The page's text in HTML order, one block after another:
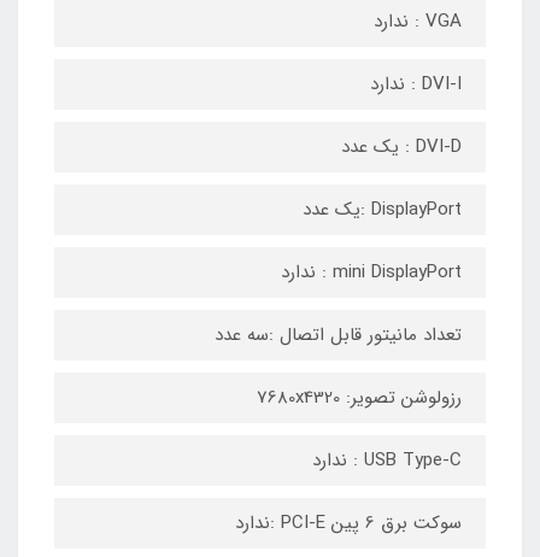
VGA : ندارد
DVI-I : ندارد
DVI-D : یک عدد
DisplayPort :یک عدد
mini DisplayPort : ندارد
تعداد مانیتور قابل اتصال :سه عدد
رزولوشن تصویر: 7680x4320
USB Type-C : ندارد
سوکت برق 6 پین PCI-E :ندارد